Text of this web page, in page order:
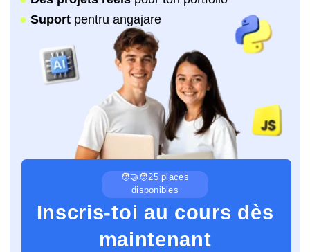
🧑‍🤝‍🧑25 places
disponibles
S’inscrire
Inscris-toi au cours dès
maintenant